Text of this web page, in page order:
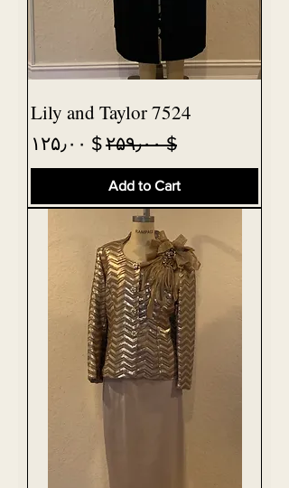
Lily and Taylor 7524
Regular Price
$ ۲۵۹٫۰۰ Sale Price
$ ۱۲۵٫۰۰
Add to Cart